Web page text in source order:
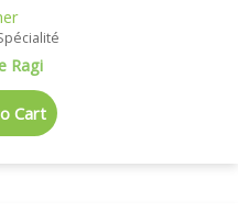
Ragi
Cart